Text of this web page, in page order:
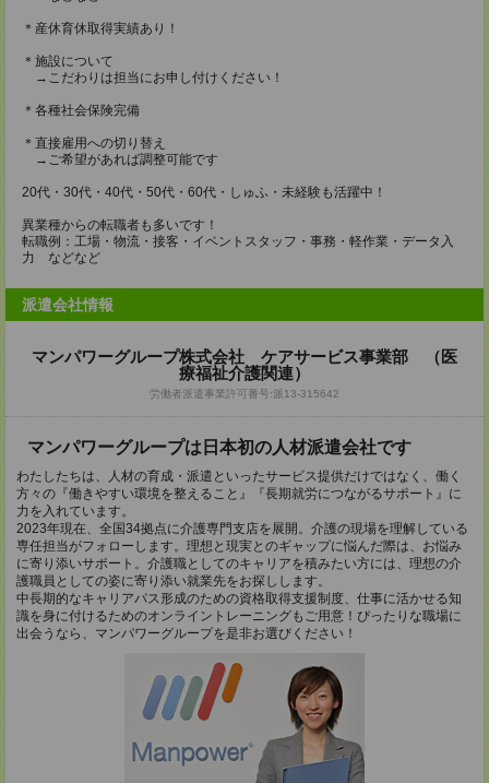
＊産休育休取得実績あり！
＊施設について
→こだわりは担当にお申し付けください！
＊各種社会保険完備
＊直接雇用への切り替え
→ご希望があれば調整可能です
20代・30代・40代・50代・60代・しゅふ・未経験も活躍中！
異業種からの転職者も多いです！
転職例：工場・物流・接客・イベントスタッフ・事務・軽作業・データ入
力 などなど
派遣会社情報
マンパワーグループ株式会社 ケアサービス事業部 （医
療福祉介護関連）
労働者派遣事業許可番号:派13-315642
マンパワーグループは日本初の人材派遣会社です
わたしたちは、人材の育成・派遣といったサービス提供だけではなく、働く
方々の『働きやすい環境を整えること』『長期就労につながるサポート』に
力を入れています。
2023年現在、全国34拠点に介護専門支店を展開。介護の現場を理解している
専任担当がフォローします。理想と現実とのギャップに悩んだ際は、お悩み
に寄り添いサポート。介護職としてのキャリアを積みたい方には、理想の介
護職員としての姿に寄り添い就業先をお探しします。
中長期的なキャリアパス形成のための資格取得支援制度、仕事に活かせる知
識を身に付けるためのオンライントレーニングもご用意！ぴったりな職場に
出会うなら、マンパワーグループを是非お選びください！